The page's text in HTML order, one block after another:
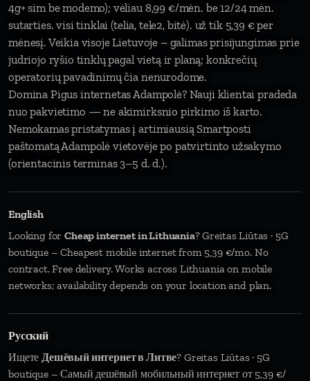
4g+ sim be modemo); vėliau 8,99 €/mėn. be 12/24 mėn.
sutarties. visi tinklai (telia, tele2, bitė). už tik 5,39 € per
mėnesį. Veikia visoje Lietuvoje – galimas prisijungimas prie
judriojo ryšio tinklų pagal vietą ir planą; konkrečių
operatorių pavadinimų čia nenurodome.
Domina Pigus internetas Adampolė? Nauji klientai pradeda
nuo pakvietimo — ne akimirksnio pirkimo iš karto.
Nemokamas pristatymas į artimiausią Smartposti
paštomatą Adampolė vietovėje po patvirtinto užsakymo
(orientacinis terminas 3–5 d. d.).
English
Looking forCheap internet in Lithuania? Greitas Liūtas · 5G
boutique – Cheapest mobile internet from 5,39 €/mo. No
contract. Free delivery. Works across Lithuania on mobile
networks; availability depends on your location and plan.
Русский
ИщетеДешёвый интернет в Литве? Greitas Liūtas · 5G
boutique – Самый дешёвый мобильный интернет от 5,39 €/